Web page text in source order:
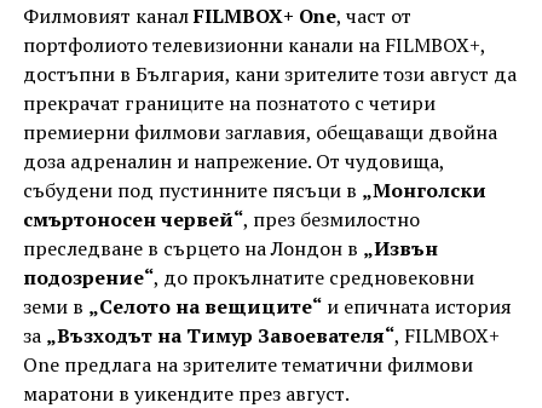
Филмовият каналFILMBOX+ One, част от
портфолиото телевизионни канали на FILMBOX+,
достъпни в България, кани зрителите този август да
прекрачат границите на познатото с четири
премиерни филмови заглавия, обещаващи двойна
доза адреналин и напрежение. От чудовища,
събудени под пустинните пясъци в „Монголски
смъртоносен червей“, през безмилостно
преследване в сърцето на Лондон в „Извън
подозрение“, до прокълнатите средновековни
земи в „Селото на вещиците“и епичната история
за „Възходът на Тимур Завоевателя“, FILMBOX+
One предлага на зрителите тематични филмови
маратони в уикендите през август.